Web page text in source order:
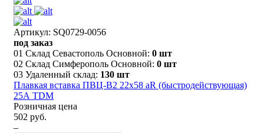
Артикул: SQ0729-0056
под заказ
01 Склад Севастополь Основной: 0 шт
02 Склад Симферополь Основной: 0 шт
03 Удаленный склад: 130 шт
Плавкая вставка ПВЦ-B2 22х58 aR (быстродействующая)
25А TDM
Розничная цена
502 руб.
–